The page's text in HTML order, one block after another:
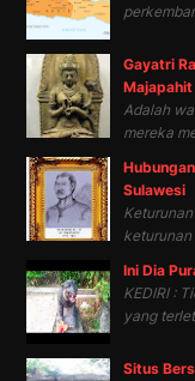
Gayatri
Majapahit
Adalah
mereka
Sulawesi
keturunan
Ini Dia
KEDIRI :
yang
Situs